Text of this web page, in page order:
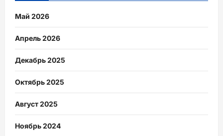
Май 2026
Апрель 2026
Декабрь 2025
Октябрь 2025
Август 2025
Ноябрь 2024